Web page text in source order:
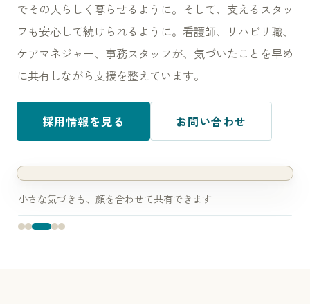
でその人らしく暮らせるように。そして、支えるスタッ
フも安心して続けられるように。看護師、リハビリ職、
ケアマネジャー、事務スタッフが、気づいたことを早め
に共有しながら支援を整えています。
採用情報を見る お問い合わせ
小さな気づきも、顔を合わせて共有できます